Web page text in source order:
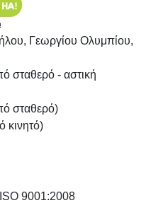
Γεωργίου Ολυμπίου,
σταθερό - αστική
σταθερό)
κινητό)
ISO 9001:2008